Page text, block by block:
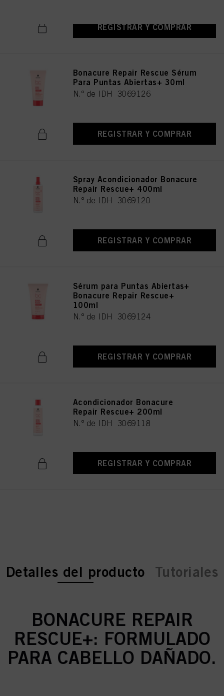
REGISTRAR Y COMPRAR
Bonacure Repair Rescue Sérum
Para Puntas Abiertas+ 30ml
N.º de IDH 3069126
REGISTRAR Y COMPRAR
Spray Acondicionador Bonacure
Repair Rescue+ 400ml
N.º de IDH 3069120
REGISTRAR Y COMPRAR
Sérum para Puntas Abiertas+
Bonacure Repair Rescue+
100ml
N.º de IDH 3069124
REGISTRAR Y COMPRAR
Acondicionador Bonacure
Repair Rescue+ 200ml
N.º de IDH 3069118
REGISTRAR Y COMPRAR
current tab:
current tab:
Detalles del producto Tutoriales
BONACURE REPAIR
RESCUE+: FORMULADO
PARA CABELLO DAÑADO.